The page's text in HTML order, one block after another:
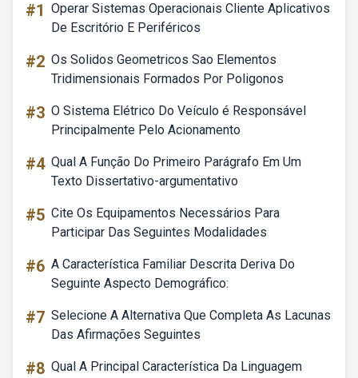
#1 Operar Sistemas Operacionais Cliente Aplicativos
De Escritório E Periféricos
#2 Os Solidos Geometricos Sao Elementos
Tridimensionais Formados Por Poligonos
#3 O Sistema Elétrico Do Veículo é Responsável
Principalmente Pelo Acionamento
#4 Qual A Função Do Primeiro Parágrafo Em Um
Texto Dissertativo-argumentativo
#5 Cite Os Equipamentos Necessários Para
Participar Das Seguintes Modalidades
#6 A Característica Familiar Descrita Deriva Do
Seguinte Aspecto Demográfico:
#7 Selecione A Alternativa Que Completa As Lacunas
Das Afirmações Seguintes
#8 Qual A Principal Característica Da Linguagem